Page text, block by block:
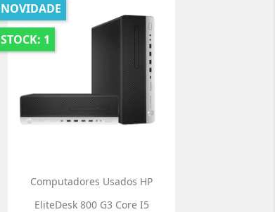
NOVIDADE
STOCK: 1
Computadores Usados HP
EliteDesk 800 G3 Core I5